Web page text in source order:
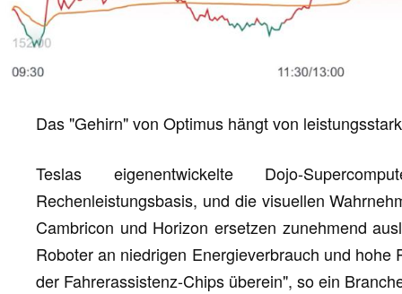
Das "Gehirn" von Optimus hängt von
Teslas eigenentwickelte Dojo-
Rechenleistungsbasis, und die visuellen
Cambricon und Horizon ersetzen zunehmend
Roboter an niedrigen Energieverbrauch und
der Fahrerassistenz-Chips überein", so ein